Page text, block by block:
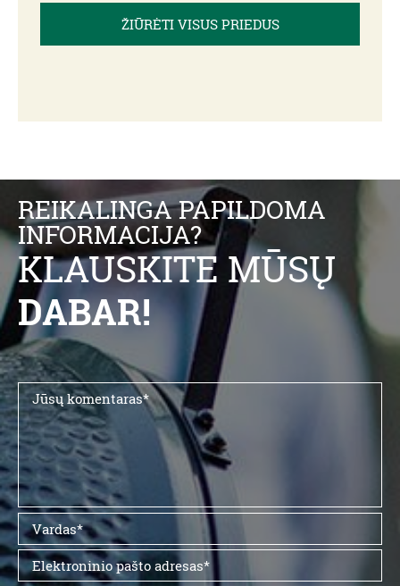
ŽIŪRĖTI VISUS PRIEDUS
REIKALINGA PAPILDOMA
INFORMACIJA?
KLAUSKITE MŪSŲ
DABAR!